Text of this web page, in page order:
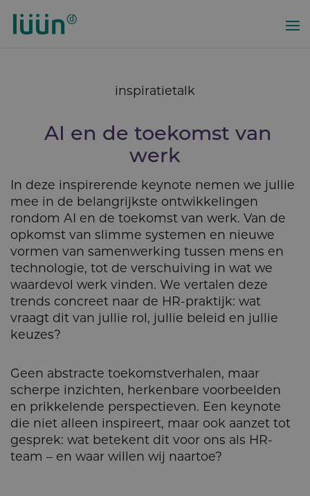
inspiratietalk
AI en de toekomst van
werk
In deze inspirerende keynote nemen we jullie
mee in de belangrijkste ontwikkelingen
rondom AI en de toekomst van werk. Van de
opkomst van slimme systemen en nieuwe
vormen van samenwerking tussen mens en
technologie, tot de verschuiving in wat we
waardevol werk vinden. We vertalen deze
trends concreet naar de HR-praktijk: wat
vraagt dit van jullie rol, jullie beleid en jullie
keuzes?
Geen abstracte toekomstverhalen, maar
scherpe inzichten, herkenbare voorbeelden
en prikkelende perspectieven. Een keynote
die niet alleen inspireert, maar ook aanzet tot
gesprek: wat betekent dit voor ons als HR-
team – en waar willen wij naartoe?